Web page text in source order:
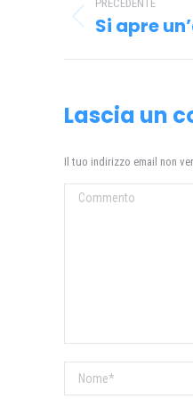
traPRECEDENTE
Post
Si apre
Lascia un
Il tuo indirizzo email non
Commento
Nome *